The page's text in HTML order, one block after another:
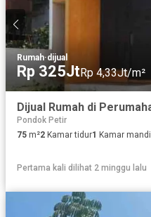
Rumah·dijual
Rp 325JtRp 4,33Jt/m²
Pondok Petir
75 m²2 Kamar tidur1 Kamar mandi
Pertama kali dilihat 2 minggu lalu